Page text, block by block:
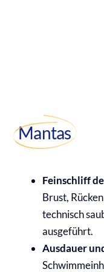
Mantas
Feinschliff
Brust,
technisch
ausgeführt.
Ausdauer